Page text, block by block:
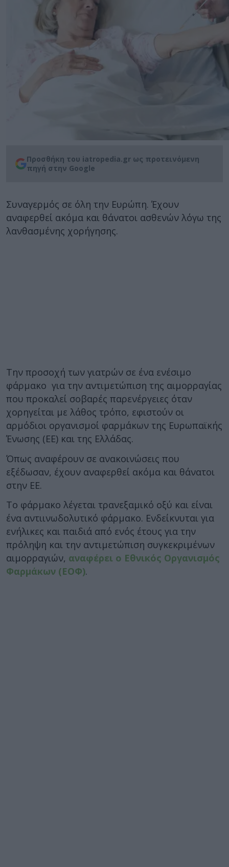
Προσθήκη του iatropedia.gr ως προτεινόμενη
πηγή στην Google
Συναγερμός σε όλη την Ευρώπη. Έχουν
αναφερθεί ακόμα και θάνατοι ασθενών λόγω της
λανθασμένης χορήγησης.
Την προσοχή των γιατρών σε ένα ενέσιμο
φάρμακο για την αντιμετώπιση της αιμορραγίας
που προκαλεί σοβαρές παρενέργειες όταν
χορηγείται με λάθος τρόπο, εφιστούν οι
αρμόδιοι οργανισμοί φαρμάκων της Ευρωπαϊκής
Ένωσης (ΕΕ) και της Ελλάδας.
Όπως αναφέρουν σε ανακοινώσεις που
εξέδωσαν, έχουν αναφερθεί ακόμα και θάνατοι
στην ΕΕ.
Το φάρμακο λέγεται τρανεξαμικό οξύ και είναι
ένα αντιινωδολυτικό φάρμακο. Ενδείκνυται για
ενήλικες και παιδιά από ενός έτους για την
πρόληψη και την αντιμετώπιση συγκεκριμένων
αιμορραγιών, αναφέρει ο Εθνικός Οργανισμός
Φαρμάκων (ΕΟΦ).